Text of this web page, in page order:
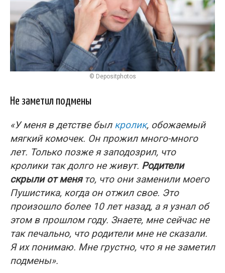
© Depositphotos
Не заметил подмены
«У меня в детстве был кролик, обожаемый
мягкий комочек. Он прожил много-много
лет. Только позже я заподозрил, что
кролики так долго не живут. Родители
скрыли от менято, что они заменили моего
Пушистика, когда он отжил свое. Это
произошло более 10 лет назад, а я узнал об
этом в прошлом году. Знаете, мне сейчас не
так печально, что родители мне не сказали.
Я их понимаю. Мне грустно, что я не заметил
подмены».